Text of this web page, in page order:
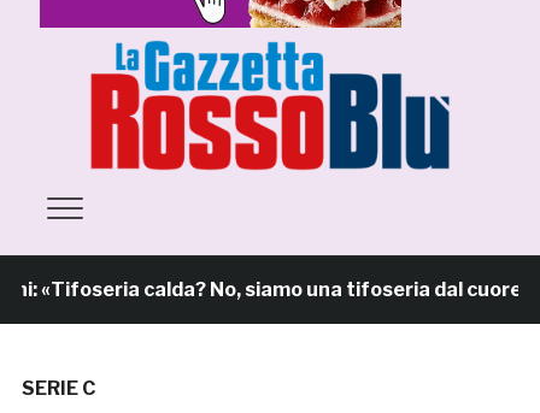
calda? No, siamo una tifoseria dal cuore
SERIE C